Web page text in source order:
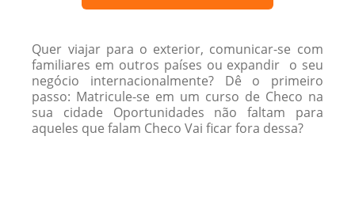
Quer viajar para o exterior, comunicar-se com
familiares em outros países ou expandir o seu
negócio internacionalmente? Dê o primeiro
passo: Matricule-se em um curso de Checo na
sua cidade Oportunidades não faltam para
aqueles que falam Checo Vai ficar fora dessa?